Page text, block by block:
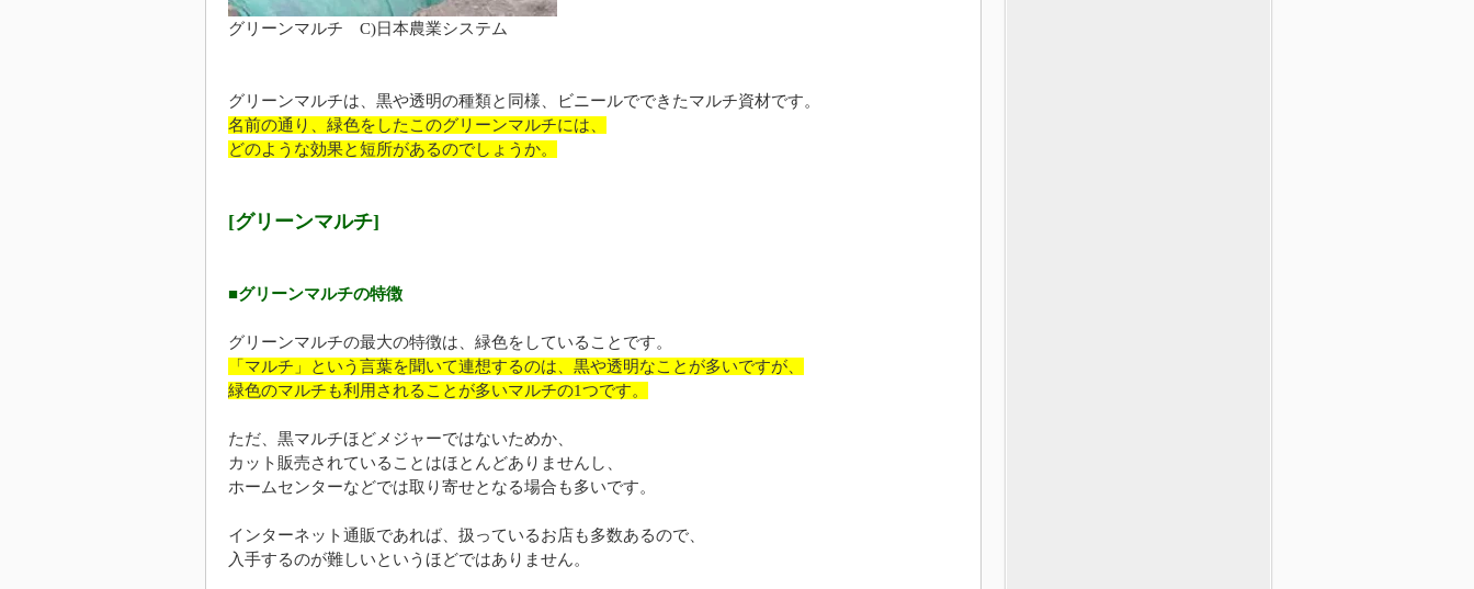
グリーンマルチ C)日本農業システム
グリーンマルチは、黒や透明の種類と同様、ビニールでできたマルチ資材です。
名前の通り、緑色をしたこのグリーンマルチには、
どのような効果と短所があるのでしょうか。
[グリーンマルチ]
■グリーンマルチの特徴
グリーンマルチの最大の特徴は、緑色をしていることです。
「マルチ」という言葉を聞いて連想するのは、黒や透明なことが多いですが、
緑色のマルチも利用されることが多いマルチの1つです。
ただ、黒マルチほどメジャーではないためか、
カット販売されていることはほとんどありませんし、
ホームセンターなどでは取り寄せとなる場合も多いです。
インターネット通販であれば、扱っているお店も多数あるので、
入手するのが難しいというほどではありません。